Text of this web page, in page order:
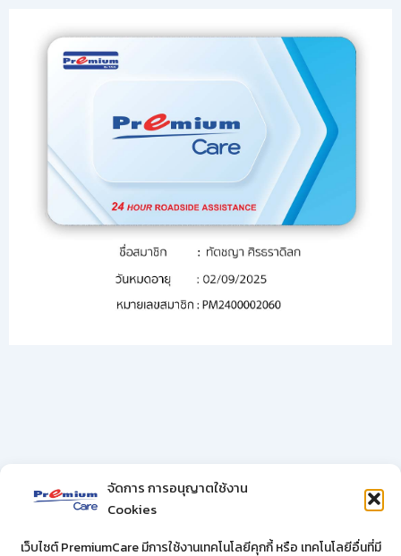
จัดการ การอนุญาตใช้งาน
Cookies
เว็บไซต์ PremiumCare มีการใช้งานเทคโนโลยีคุกกี้ หรือ เทคโนโลยีอื่นที่มี